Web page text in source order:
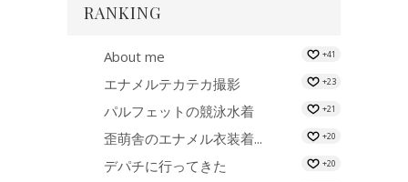
RANKING
About me +41
エナメルテカテカ撮影 +23
パルフェットの競泳水着 +21
歪萌舎のエナメル衣装着... +20
デパチに行ってきた +20